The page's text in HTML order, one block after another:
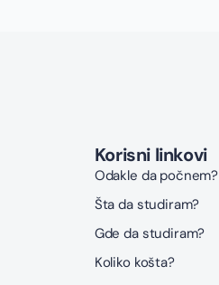
Korisni linkovi
Odakle da počnem?
Šta da studiram?
Gde da studiram?
Koliko košta?